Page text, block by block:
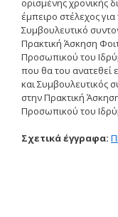
Guidelines
Guidelines
Οδηγίες για
ειδών/παροχή
με βάση τον
Οδηγίες με βάση
Ν.4957/2022
ορισμένης χρονικής
έμπειρο στέλεχος για
Συμβουλευτικό
Πρακτική Άσκηση
Προσωπικού του
που θα του ανατεθεί
και Συμβουλευτικός
στην Πρακτική
Προσωπικού του
Σχετικά έγγραφα: